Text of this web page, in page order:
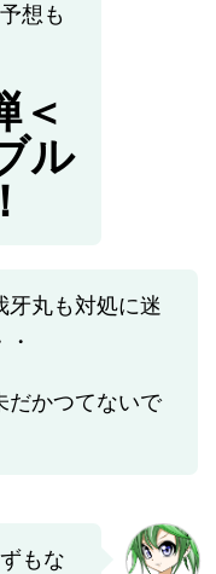
想も
＜
ル
牙丸も対処に迷
だかつてないで
もな